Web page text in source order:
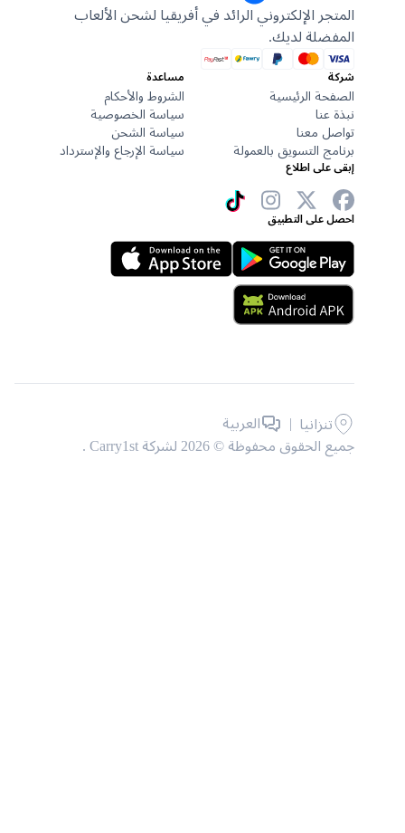
المتجر الإلكتروني الرائد في أفريقيا لشحن الألعاب
المفضلة لديك.
الصفحة الرئيسية
نبذة عنا
تواصل معنا
برنامج التسويق بالعمولة
مساعدة
الشروط والأحكام
سياسة الخصوصية
سياسة الشحن
سياسة الإرجاع والإسترداد
إبقى على اطلاع
احصل على التطبيق
جميع الحقوق محفوظة © 2026 لشركة Carry1st .
تنزانيا | العربية